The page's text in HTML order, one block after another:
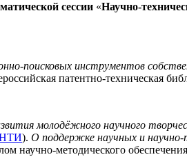
сессии «Научно-
поисковых инструментов
патентно-техническая
молодёжного научного
). О поддержке научных и научно-
научно-методического